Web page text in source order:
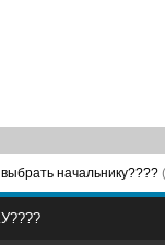
начальнику????